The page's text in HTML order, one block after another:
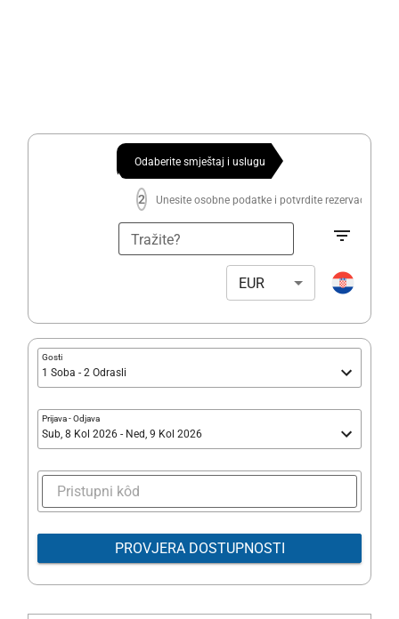
Odaberite smještaj i uslugu
2 Unesite osobne podatke i potvrdite rezervaciju
Tražite?
EUR
Gosti
1 Soba - 2 Odrasli
Prijava-Odjava
Sub, 8 Kol 2026 - Ned, 9 Kol 2026
PROVJERA DOSTUPNOSTI